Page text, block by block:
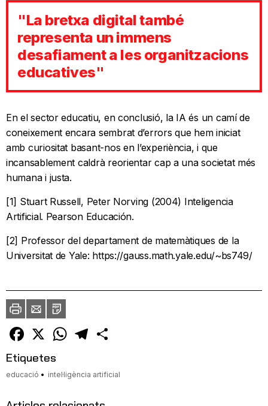
"La bretxa digital també
representa un immens
desafiament a les organitzacions
educatives"
En el sector educatiu, en conclusió, la IA és un camí de
coneixement encara sembrat d’errors que hem iniciat
amb curiositat basant-nos en l’experiència, i que
incansablement caldrà reorientar cap a una societat més
humana i justa.
[1] Stuart Russell, Peter Norving (2004) Inteligencia
Artificial. Pearson Educación.
[2] Professor del departament de matemàtiques de la
Universitat de Yale: https://gauss.math.yale.edu/~bs749/
ImprimirEnvia
un
amic
PDF
Facebook
X WhatsAppTelegram
Etiquetes
educació intel·ligència artificial